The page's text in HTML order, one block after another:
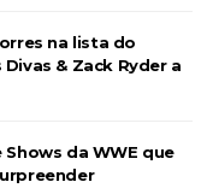
na lista do
& Zack Ryder a
Shows da WWE que